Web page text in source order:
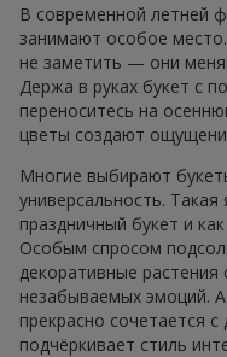
В современной летней
занимают особое
не заметить — они
Держа в руках букет с
переноситесь на
цветы создают
Многие выбирают
универсальность.
праздничный букет и
Особым спросом
декоративные
незабываемых эмоций.
прекрасно сочетается
подчёркивает стиль